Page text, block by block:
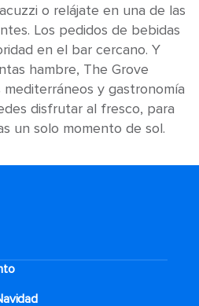
o relájate en una de las
Los pedidos de bebidas
en el bar cercano. Y
hambre, The Grove
y gastronomía
disfrutar al fresco, para
un solo momento de sol.
de la Clase Star